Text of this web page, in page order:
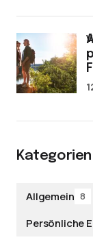
Kategorien
Allgemein 8
Persönliche